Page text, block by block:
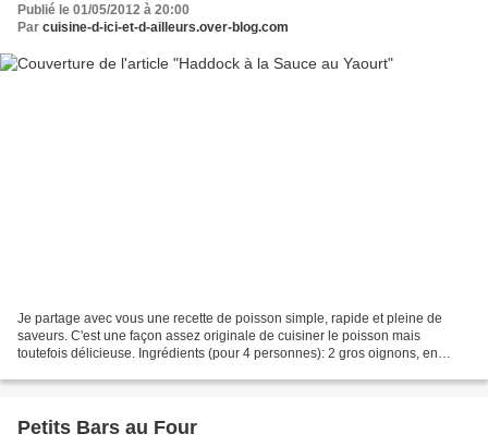
Publié le 01/05/2012 à 20:00
Par cuisine-d-ici-et-d-ailleurs.over-blog.com
Je partage avec vous une recette de poisson simple, rapide et pleine de
saveurs. C'est une façon assez originale de cuisiner le poisson mais
toutefois délicieuse. Ingrédients (pour 4 personnes): 2 gros oignons, en
Petits Bars au Four